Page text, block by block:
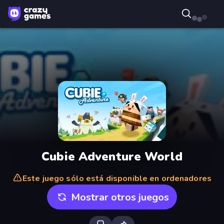
Cubie Adventure World
Este juego sólo está disponible en ordenadores
Mostrar otros juegos